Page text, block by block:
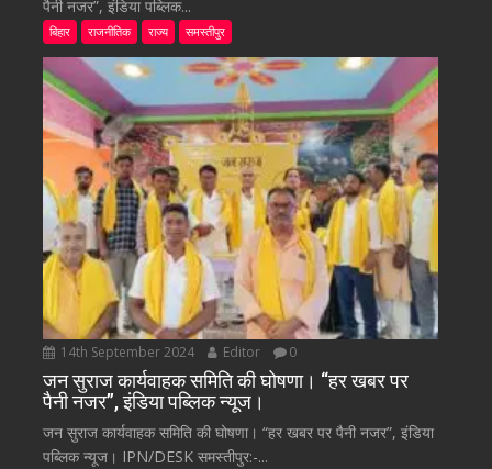
पैनी नजर”, इंडिया पब्लिक...
बिहार राजनीतिक राज्य समस्तीपुर
14th September 2024 Editor 0
जन सुराज कार्यवाहक समिति की घोषणा। “हर खबर पर
पैनी नजर”, इंडिया पब्लिक न्यूज।
जन सुराज कार्यवाहक समिति की घोषणा। “हर खबर पर पैनी नजर”, इंडिया
पब्लिक न्यूज। IPN/DESK समस्तीपुर:-...